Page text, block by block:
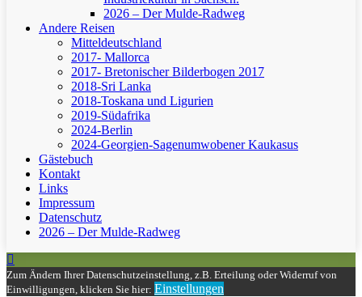
2026 – Der Mulde-Radweg
Andere Reisen
Mitteldeutschland
2017- Mallorca
2017- Bretonischer Bilderbogen 2017
2018-Sri Lanka
2018-Toskana und Ligurien
2019-Südafrika
2024-Berlin
2024-Georgien-Sagenumwobener Kaukasus
Gästebuch
Kontakt
Links
Impressum
Datenschutz
2026 – Der Mulde-Radweg
Zum Ändern Ihrer Datenschutzeinstellung, z.B. Erteilung oder Widerruf von
Einwilligungen, klicken Sie hier: Einstellungen